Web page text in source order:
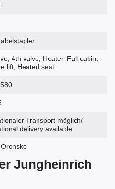
4th valve, Heater, Full cabin,
lift, Heated seat
Transport möglich/
delivery available
Jungheinrich